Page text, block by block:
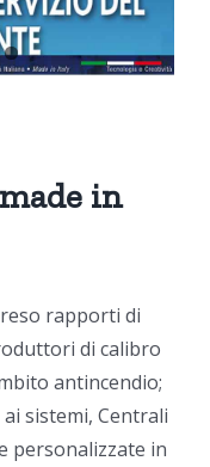
in
rapporti di
di calibro
antincendio;
sistemi, Centrali
personalizzate in